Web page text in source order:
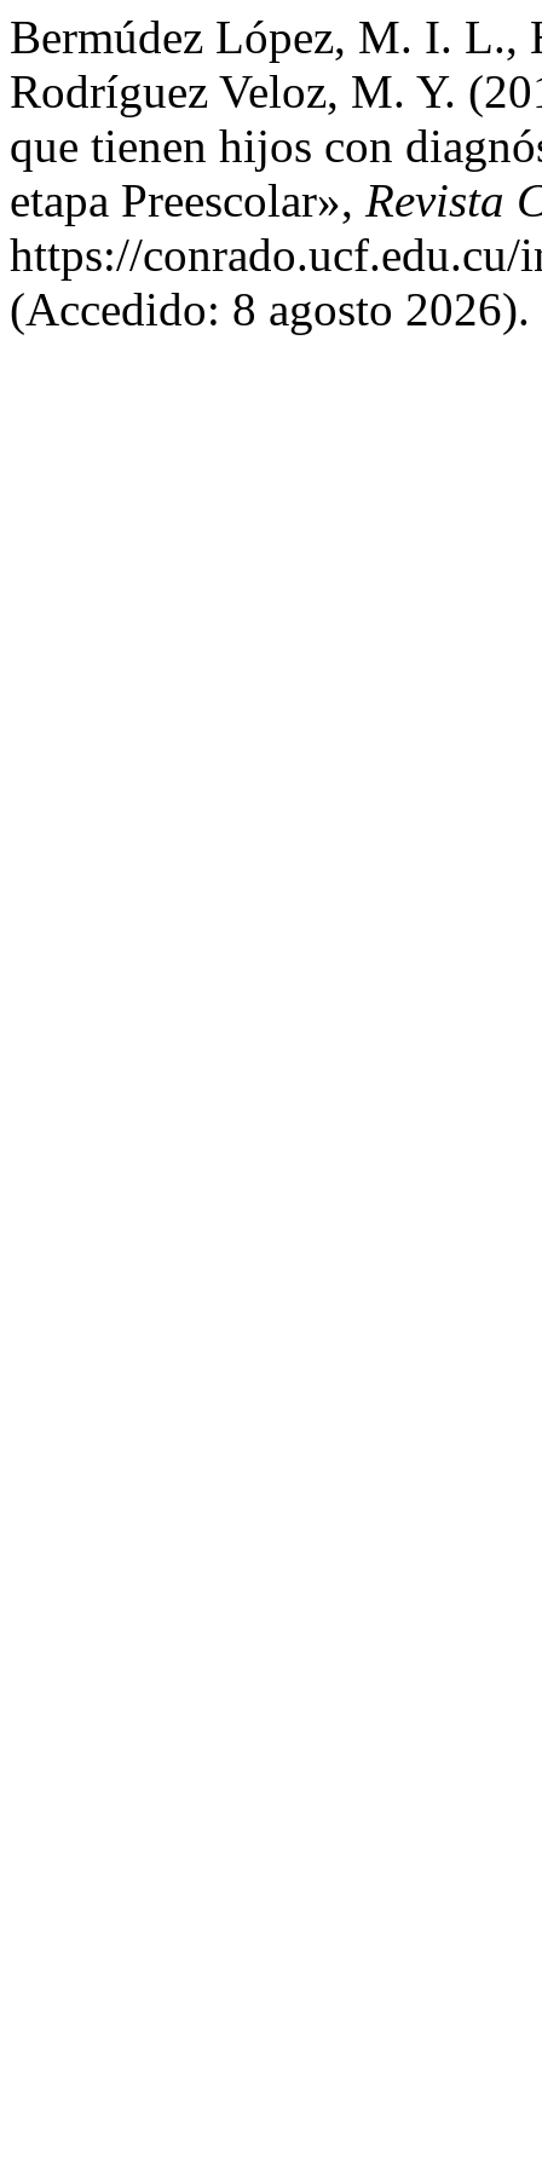
Bermúdez López, M. I. L.,
Rodríguez Veloz, M. Y.
que tienen hijos con
etapa Preescolar», Revista
https://
(Accedido: 8 agosto 2026).